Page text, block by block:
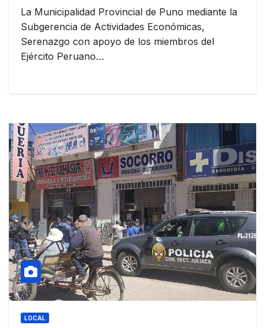
La Municipalidad Provincial de Puno mediante la
Subgerencia de Actividades Económicas,
Serenazgo con apoyo de los miembros del
Ejército Peruano…
LOCAL